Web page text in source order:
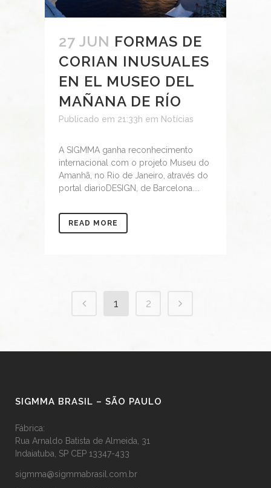
27 JUN FORMAS DE
CORIAN INUSUALES
EN EL MUSEO DEL
MAÑANA DE RÍO
Publicado em 21:33h em Notícias
A SIGMMA ganha reconhecimento
internacional com o projeto Museu do
Amanhã, no Rio de Janeiro, através do
portal diarioDESIGN, de Barcelona....
READ MORE
1 2
SIGMMA BRASIL – SÃO PAULO
Fábrica:
Rua Arnaldo Batista de Almeida, 31
Indaiatuba, SP CEP 13347-433
sigmma@sigmmabrasil.com.br